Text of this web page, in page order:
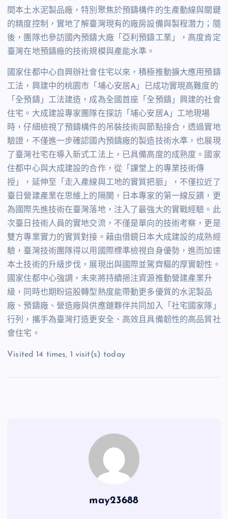
間本土水泥製品廠，特別聚焦於預鑄構件的生產動線與關鍵
的精度控制，實地了解臺灣現有的廠房設備與製程潛力；隨
後，團隊也參訪國內預鑄大廠「亞利預鑄工業」，高度肯定
臺灣在地預鑄廠的技術規模與產能水準。
國家住都中心自興辦社會住宅以來，積極推動擴大應用預鑄
工法，興建中的桃園市「埔心安居A 」已成功實現高難度的
「全預鑄」工法建造，成為全國首座「全預鑄」興建的社會
住宅。大成建設專家團隊在探訪「埔心安居A」工地現場
時，仔細檢視了預鑄構件的吊裝技術與節點接合，透過實地
驗證，不僅進一步確認國內預鑄廠的製造技術水準，也展現
了臺灣社宅在導入新式工法上，已具備高度的成熟度。國家
住都中心與大成建設的合作，從「課堂上的專業技術傳
授」，延伸至「走入產線與工地的實質把脈」，不僅拉近了
臺日營建產業在思維上的隔閡，日本專家的第一線反饋，更
為國際先進技術在臺灣落地，注入了最強大的實戰經驗。此
次臺日技術人員的實地交流，不僅是單向的技術考察，更是
雙方專業實力的實質對接。藉由借鏡日本大成建設的成熟經
驗，臺灣技術團隊得以用國際標準檢視自身優勢，進而加速
本土技術的升級步伐，展現出與國際並駕齊驅的厚實韌性。
國家住都中心強調，未來將持續挹注資源推動營建產業升
級，同時也期盼這股轉型熱度能帶動更多優質的水泥製品
廠、預鑄廠、營造廠與供應鏈夥伴共同加入「社宅國家隊」
行列，攜手為臺灣打造更安全、高效且具備韌性的高品質社
會住宅。
Visited 14 times, 1 visit(s) today
may23688